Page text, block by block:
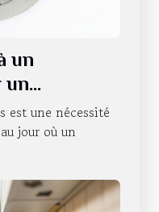
un
un
à
est une nécessité
jour où un